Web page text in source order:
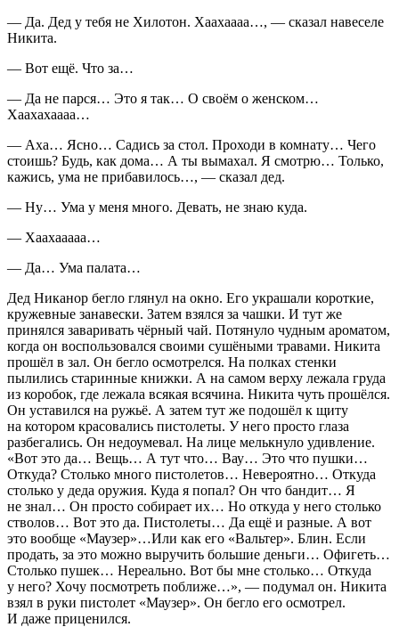
— Да. Дед у тебя не Хилотон. Хаахаааа…, — сказал навеселе
Никита.
— Вот ещё. Что за…
— Да не парся… Это я так… О своём о женском…
Хаахахаааа…
— Аха… Ясно… Садись за стол. Проходи в комнату… Чего
стоишь? Будь, как дома… А ты вымахал. Я смотрю… Только,
кажись, ума не прибавилось…, — сказал дед.
— Ну… Ума у меня много. Девать, не знаю куда.
— Хаахааааа…
— Да… Ума палата…
Дед Никанор бегло глянул на окно. Его украшали короткие,
кружевные занавески. Затем взялся за чашки. И тут же
принялся заваривать чёрный чай. Потянуло чудным ароматом,
когда он воспользовался своими сушёными травами. Никита
прошёл в зал. Он бегло осмотрелся. На полках стенки
пылились старинные книжки. А на самом верху лежала груда
из коробок, где лежала всякая всячина. Никита чуть прошёлся.
Он уставился на ружьё. А затем тут же подошёл к щиту
на котором красовались пистолеты. У него просто глаза
разбегались. Он недоумевал. На лице мелькнуло удивление.
«Вот это да… Вещь… А тут что… Вау… Это что пушки…
Откуда? Столько много пистолетов… Невероятно… Откуда
столько у деда оружия. Куда я попал? Он что бандит… Я
не знал… Он просто собирает их… Но откуда у него столько
стволов… Вот это да. Пистолеты… Да ещё и разные. А вот
это вообще «Маузер»…Или как его «Вальтер». Блин. Если
продать, за это можно выручить большие деньги… Офигеть…
Столько пушек… Нереально. Вот бы мне столько… Откуда
у него? Хочу посмотреть поближе…», — подумал он. Никита
взял в руки пистолет «Маузер». Он бегло его осмотрел.
И даже приценился.